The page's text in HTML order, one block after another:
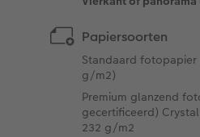
Papiersoorten
Standaard fotopapier
g/m2)
Premium glanzend
gecertificeerd)
232 g/m2